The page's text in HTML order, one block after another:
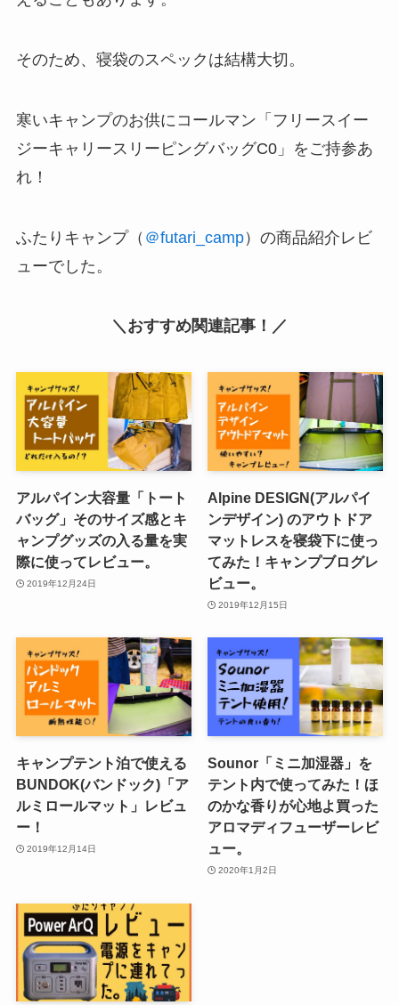
そのため、寝袋のスペックは結構大切。
寒いキャンプのお供にコールマン「フリースイー
ジーキャリースリーピングバッグC0」をご持参あ
れ！
ふたりキャンプ（ ＠futari_camp）の商品紹介レビ
ューでした。
＼おすすめ関連記事！／
アルパイン大容量「トート
バッグ」そのサイズ感とキ
ャンプグッズの入る量を実
際に使ってレビュー。
2019年12月24日
Alpine DESIGN(アルパイ
ンデザイン) のアウトドア
マットレスを寝袋下に使っ
てみた！キャンプブログレ
ビュー。
2019年12月15日
キャンプテント泊で使える
BUNDOK(バンドック)「ア
ルミロールマット」レビュ
ー！
2019年12月14日
Sounor「ミニ加湿器」を
テント内で使ってみた！ほ
のかな香りが心地よ買った
アロマディフューザーレビ
ュー。
2020年1月2日